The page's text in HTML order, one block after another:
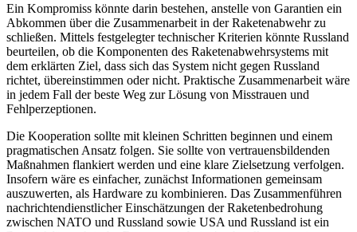
Ein Kompromiss könnte darin bestehen, anstelle von Garantien ein
Abkommen über die Zusammenarbeit in der Raketenabwehr zu
schließen. Mittels festgelegter technischer Kriterien könnte Russland
beurteilen, ob die Komponenten des Raketenabwehrsystems mit
dem erklärten Ziel, dass sich das System nicht gegen Russland
richtet, übereinstimmen oder nicht. Praktische Zusammenarbeit wäre
in jedem Fall der beste Weg zur Lösung von Misstrauen und
Fehlperzeptionen.
Die Kooperation sollte mit kleinen Schritten beginnen und einem
pragmatischen Ansatz folgen. Sie sollte von vertrauensbildenden
Maßnahmen flankiert werden und eine klare Zielsetzung verfolgen.
Insofern wäre es einfacher, zunächst Informationen gemeinsam
auszuwerten, als Hardware zu kombinieren. Das Zusammenführen
nachrichtendienstlicher Einschätzungen der Raketenbedrohung
zwischen NATO und Russland sowie USA und Russland ist ein